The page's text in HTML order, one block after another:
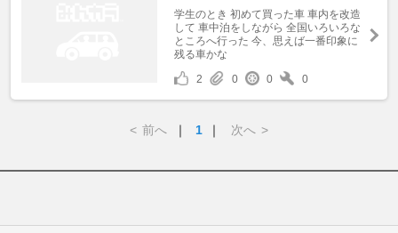
学生のとき 初めて買った車 車内を改造
して 車中泊をしながら 全国いろいろな
ところへ行った 今、思えば一番印象に
残る車かな
2
0 0 0
< 前へ ｜ 1 ｜ 次へ >